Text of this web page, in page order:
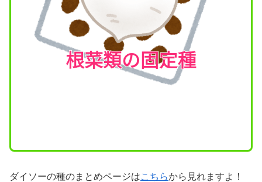
ダイソーの種のまとめページはこちらから見れますよ！